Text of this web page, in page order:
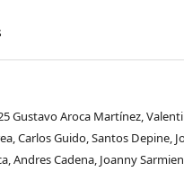
Gustavo Aroca Martínez,
Carlos Guido, Santos Depine,
Andres Cadena, Joanny